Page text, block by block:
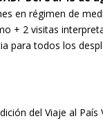
en régimen de
+ 2 visitas
para todos los
del Viaje al